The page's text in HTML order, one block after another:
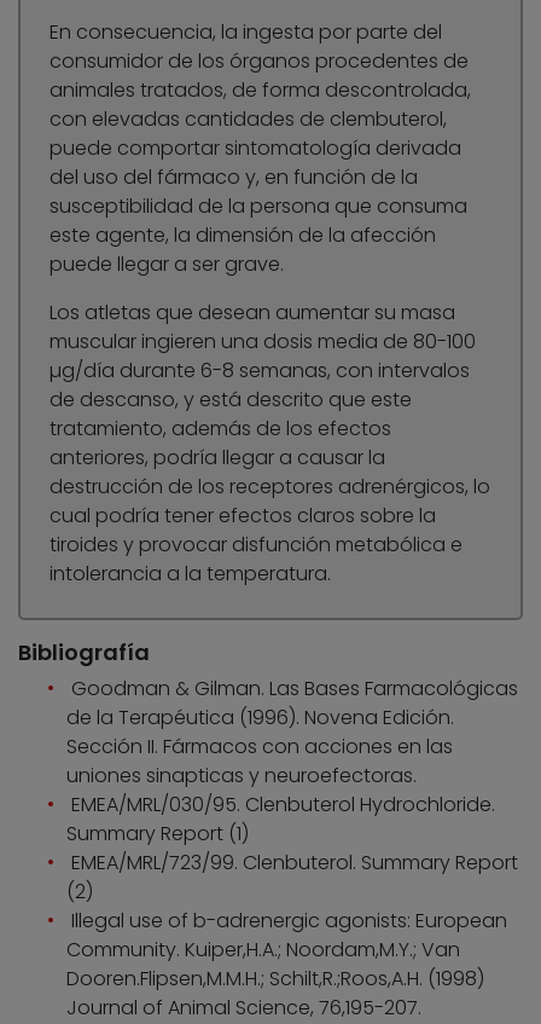
En consecuencia, la ingesta por parte del
consumidor de los órganos procedentes de
animales tratados, de forma descontrolada,
con elevadas cantidades de clembuterol,
puede comportar sintomatología derivada
del uso del fármaco y, en función de la
susceptibilidad de la persona que consuma
este agente, la dimensión de la afección
puede llegar a ser grave.
Los atletas que desean aumentar su masa
muscular ingieren una dosis media de 80-100
µg/día durante 6-8 semanas, con intervalos
de descanso, y está descrito que este
tratamiento, además de los efectos
anteriores, podría llegar a causar la
destrucción de los receptores adrenérgicos, lo
cual podría tener efectos claros sobre la
tiroides y provocar disfunción metabólica e
intolerancia a la temperatura.
Bibliografía
Goodman & Gilman. Las Bases Farmacológicas
de la Terapéutica (1996). Novena Edición.
Sección II. Fármacos con acciones en las
uniones sinapticas y neuroefectoras.
EMEA/MRL/030/95. Clenbuterol Hydrochloride.
Summary Report (1)
EMEA/MRL/723/99. Clenbuterol. Summary Report
(2)
Illegal use of b-adrenergic agonists: European
Community. Kuiper,H.A.; Noordam,M.Y.; Van
Dooren.Flipsen,M.M.H.; Schilt,R.;Roos,A.H. (1998)
Journal of Animal Science, 76,195-207.